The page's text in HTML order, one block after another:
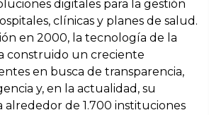
digitales para la gestión
clínicas y planes de salud.
en 2000, la tecnología de la
construido un creciente
en busca de transparencia,
y, en la actualidad, su
alrededor de 1.700 instituciones